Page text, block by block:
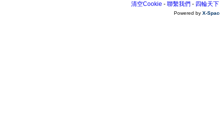
清空Cookie - 聯繫我們 - 四輪天下
Powered by X-